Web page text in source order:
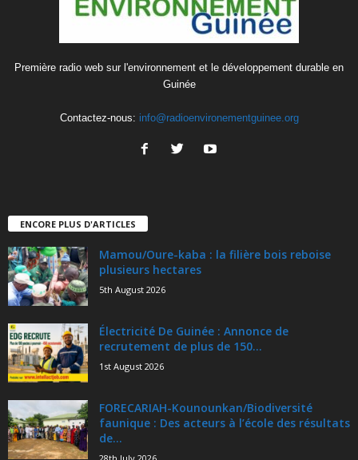
Première radio web sur l'environnement et le développement durable en
Guinée
Contactez-nous: info@radioenvironementguinee.org
ENCORE PLUS D'ARTICLES
Mamou/Oure-kaba : la filière bois reboise
plusieurs hectares
5th August 2026
Électricité De Guinée : Annonce de
recrutement de plus de 150...
1st August 2026
FORECARIAH-Kounounkan/Biodiversité
faunique : Des acteurs à l’école des résultats
de...